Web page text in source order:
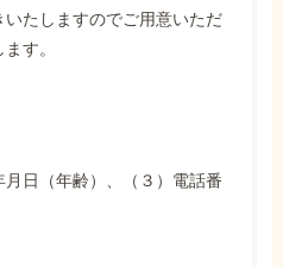
たしますのでご用意いただ
す。
月日（年齢）、（３）電話番